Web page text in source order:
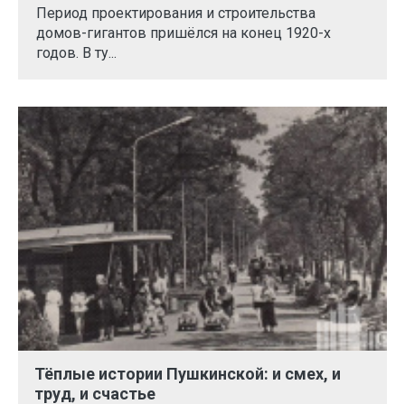
Период проектирования и строительства
домов-гигантов пришёлся на конец 1920-х
годов. В ту...
Тёплые истории Пушкинской: и смех, и
труд, и счастье